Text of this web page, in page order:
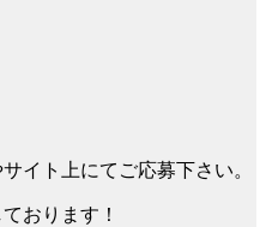
イト上にてご応募下さい。
おります！